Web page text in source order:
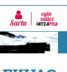
Sartu